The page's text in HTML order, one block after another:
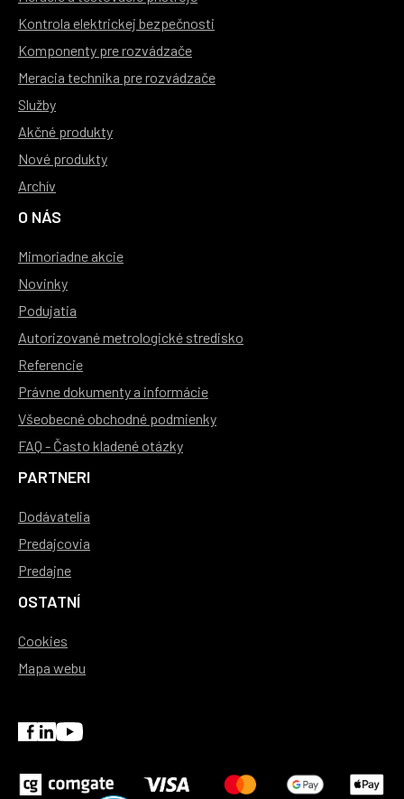
Kontrola elektrickej bezpečnosti
Komponenty pre rozvádzače
Meracia technika pre rozvádzače
Služby
Akčné produkty
Nové produkty
Archív
O NÁS
Mimoriadne akcie
Novinky
Podujatia
Autorizované metrologické stredisko
Referencie
Právne dokumenty a informácie
Všeobecné obchodné podmienky
FAQ - Často kladené otázky
PARTNERI
Dodávatelia
Predajcovia
Predajne
OSTATNÍ
Cookies
Mapa webu